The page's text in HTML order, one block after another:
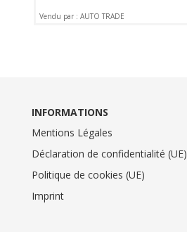
Vendu par : AUTO TRADE
INFORMATIONS
Mentions Légales
Déclaration de confidentialité (UE)
Politique de cookies (UE)
Imprint